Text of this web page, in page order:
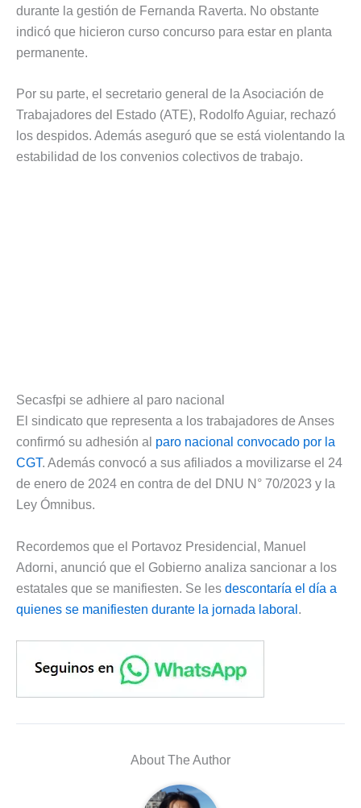
durante la gestión de Fernanda Raverta. No obstante
indicó que hicieron curso concurso para estar en planta
permanente.
Por su parte, el secretario general de la Asociación de
Trabajadores del Estado (ATE), Rodolfo Aguiar, rechazó
los despidos. Además aseguró que se está violentando la
estabilidad de los convenios colectivos de trabajo.
Secasfpi se adhiere al paro nacional
El sindicato que representa a los trabajadores de Anses
confirmó su adhesión al paro nacional convocado por la
CGT. Además convocó a sus afiliados a movilizarse el 24
de enero de 2024 en contra de del DNU N° 70/2023 y la
Ley Ómnibus.
Recordemos que el Portavoz Presidencial, Manuel
Adorni, anunció que el Gobierno analiza sancionar a los
estatales que se manifiesten. Se les descontaría el día a
quienes se manifiesten durante la jornada laboral .
About The Author